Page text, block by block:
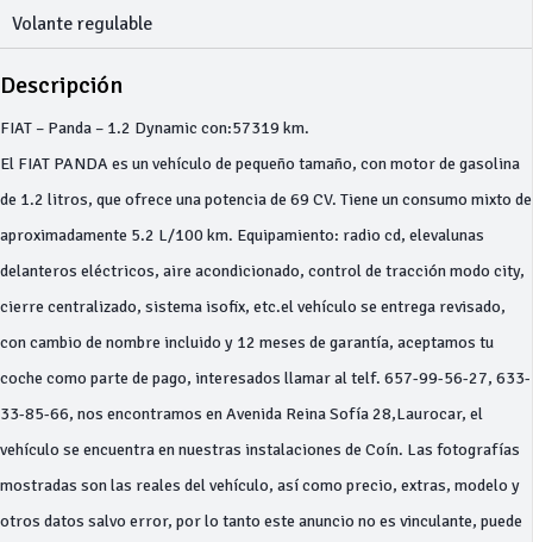
Volante regulable
Descripción
FIAT – Panda – 1.2 Dynamic con:57319 km.
El FIAT PANDA es un vehículo de pequeño tamaño, con motor de gasolina
de 1.2 litros, que ofrece una potencia de 69 CV. Tiene un consumo mixto de
aproximadamente 5.2 L/100 km. Equipamiento: radio cd, elevalunas
delanteros eléctricos, aire acondicionado, control de tracción modo city,
cierre centralizado, sistema isofix, etc.el vehículo se entrega revisado,
con cambio de nombre incluido y 12 meses de garantía, aceptamos tu
coche como parte de pago, interesados llamar al telf. 657-99-56-27, 633-
33-85-66, nos encontramos en Avenida Reina Sofía 28,Laurocar, el
vehículo se encuentra en nuestras instalaciones de Coín. Las fotografías
mostradas son las reales del vehículo, así como precio, extras, modelo y
otros datos salvo error, por lo tanto este anuncio no es vinculante, puede